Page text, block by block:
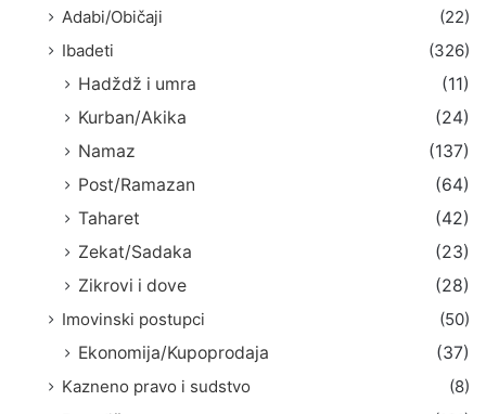
Adabi/Običaji
(22)
Ibadeti
(326)
Hadždž i umra
(11)
Kurban/Akika
(24)
Namaz
(137)
Post/Ramazan
(64)
Taharet
(42)
Zekat/Sadaka
(23)
Zikrovi i dove
(28)
Imovinski postupci
(50)
Ekonomija/Kupoprodaja
(37)
Kazneno pravo i sudstvo
(8)